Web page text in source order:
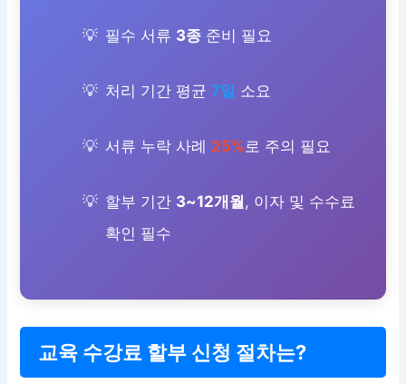
필수 서류 3종 준비 필요
처리 기간 평균7일 소요
서류 누락 사례 25%로 주의 필요
할부 기간 3~12개월 , 이자 및 수수료
확인 필수
교육 수강료 할부 신청 절차는?